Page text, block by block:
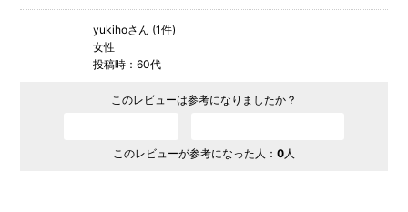
yukihoさん (1件)
女性
投稿時：60代
このレビューは参考になりましたか？
このレビューが参考になった人： 0人